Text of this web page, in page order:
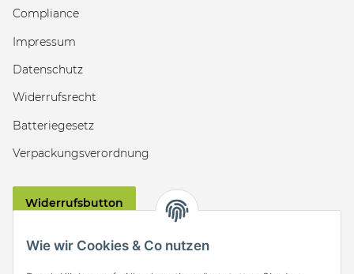
Wie wir Cookies & Co nutzen
Compliance
Impressum
Datenschutz
Widerrufsrecht
Batteriegesetz
Verpackungsverordnung
Widerrufsbutton